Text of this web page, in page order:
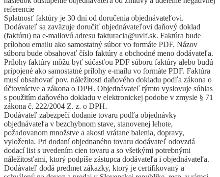
referencie
Splatnosť faktúry je 30 dní od doručenia objednávateľovi.
Dodávateľ sa zaväzuje doručiť objednávateľovi daňový doklad
(faktúru) na e-mailovú adresu fakturacia@uvlf.sk. Faktúra bude
prílohou emailu ako samostatný súbor vo formáte PDF. Názov
súboru bude obsahovať číslo faktúry a obchodné meno dodávateľa.
Prílohy faktúry môžu byť súčasťou PDF súboru faktúry alebo budú
pripojené ako samostatné prílohy e-mailu vo formáte PDF. Faktúra
musí obsahovať pov. náležitosti daňového dokladu podľa zákona o
účtovníctve a zákona o DPH. Objednávateľ týmto vyslovuje súhlas
s použitím daňového dokladu v elektronickej podobe v zmysle § 71
zákona č. 222/2004 Z. z. o DPH.
Dodávateľ zabezpečí dodanie tovaru podľa objednávky
objednávateľa v bezchybnom stave, stanovenej lehote,
požadovanom množstve a akosti vrátane balenia, dopravy,
vyloženia. Pri dodaní objednaného tovaru dodávateľ odovzdá
dodací list s uvedením cien tovaru a so všetkými potrebnými
náležitosťami, ktorý podpíše zástupca dodávateľa i objednávateľa.
Dodávateľ dodá predmet zákazky, ktorý je certifikovaný a